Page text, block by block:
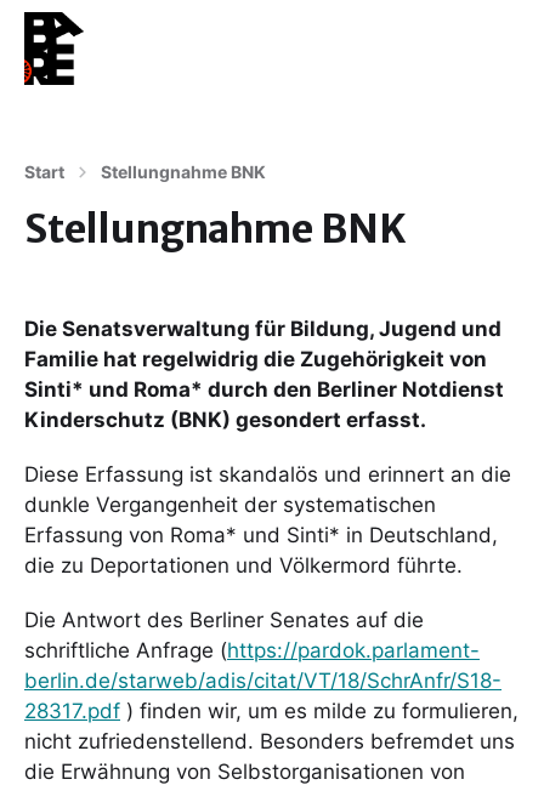
Start Stellungnahme BNK
Stellungnahme BNK
Die Senatsverwaltung für Bildung, Jugend und
Familie hat regelwidrig die Zugehörigkeit von
Sinti* und Roma* durch den Berliner Notdienst
Kinderschutz (BNK) gesondert erfasst.
Diese Erfassung ist skandalös und erinnert an die
dunkle Vergangenheit der systematischen
Erfassung von Roma* und Sinti* in Deutschland,
die zu Deportationen und Völkermord führte.
Die Antwort des Berliner Senates auf die
schriftliche Anfrage (https://pardok.parlament-
berlin.de/starweb/adis/citat/VT/18/SchrAnfr/S18-
28317.pdf ) finden wir, um es milde zu formulieren,
nicht zufriedenstellend. Besonders befremdet uns
die Erwähnung von Selbstorganisationen von